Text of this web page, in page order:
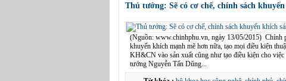
Thủ tướng: Sẽ có cơ chế, chính sách
(Nguồn: www.chinhphu.vn, ngày 13/05/2015) Chính
khuyến khích mạnh mẽ hơn nữa, tạo mọi điều kiện
KH&CN vào sản xuất cũng như tạo điều kiện cho
tướng Nguyễn Tấn Dũng...